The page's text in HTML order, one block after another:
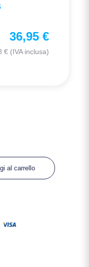
36,95 €
€ (IVA inclusa)
al carrello